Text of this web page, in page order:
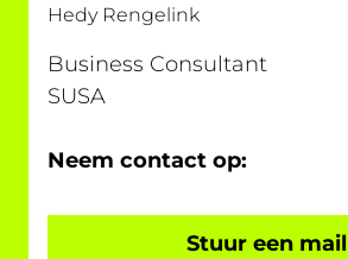
Hedy Rengelink
Business Consultant
SUSA
Neem contact op:
Stuur een mail